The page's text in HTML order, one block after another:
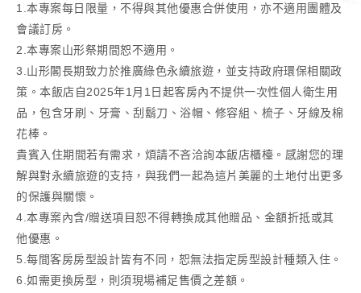
1.本專案每日限量，不得與其他優惠合併使用，亦不適用團體及
會議訂房。
2.本專案山形祭期間恕不適用。
3.山形閣長期致力於推廣綠色永續旅遊，並支持政府環保相關政
策。本飯店自2025年1月1日起客房內不提供一次性個人衛生用
品，包含牙刷、牙膏、刮鬍刀、浴帽、修容組、梳子、牙線及棉
花棒。
貴賓入住期間若有需求，煩請不吝洽詢本飯店櫃檯。感謝您的理
解與對永續旅遊的支持，與我們一起為這片美麗的土地付出更多
的保護與關懷。
4.本專案內含/贈送項目恕不得轉換成其他贈品、金額折抵或其
他優惠。
5.每間客房房型設計皆有不同，恕無法指定房型設計種類入住。
6.如需更換房型，則須現場補足售價之差額。